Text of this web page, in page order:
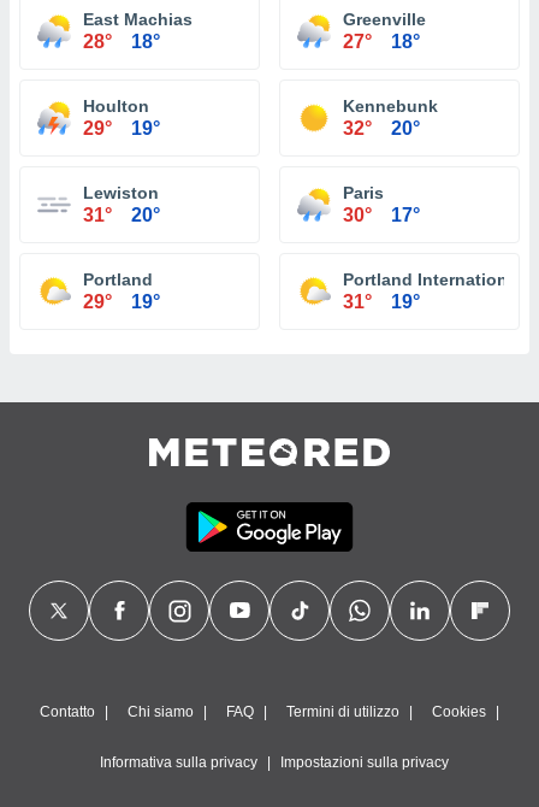
East Machias
28° 18°
Greenville
27° 18°
Houlton
29° 19°
Kennebunk
32° 20°
Lewiston
31° 20°
Paris
30° 17°
Portland
29° 19°
Portland International
31° 19°
Contatto Chi siamo FAQ Termini di utilizzo Cookies
Informativa sulla privacy Impostazioni sulla privacy